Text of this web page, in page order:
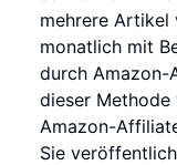
mehrere Artikel
monatlich mit
durch Amazon-
dieser Methode
Amazon-
Sie